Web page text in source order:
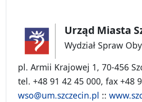
Urząd Miasta
Wydział Spraw
pl. Armii Krajowej 1, 70-456
tel. +48 91 42 45 000, fax +48
wso@um.szczecin.pl ::